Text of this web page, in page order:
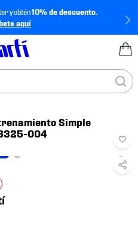
y obtén10% de descuento.
aquí
Simple
004